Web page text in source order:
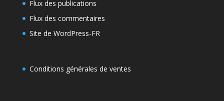
Flux des publications
Flux des commentaires
Site de WordPress-FR
Conditions générales de ventes